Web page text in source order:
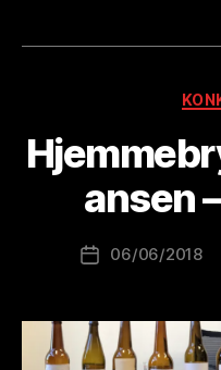
ansen
Publiseringsdato
06/06/2018